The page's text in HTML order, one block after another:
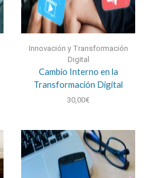
Innovación y Transformación
Digital
Cambio Interno en la
Transformación Digital
30,00€